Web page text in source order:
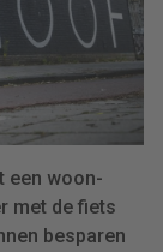
een woon-
met de fiets
besparen